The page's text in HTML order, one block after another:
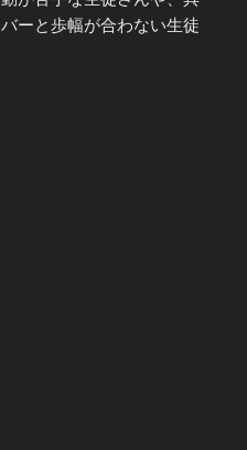
ーと歩幅が合わない生徒